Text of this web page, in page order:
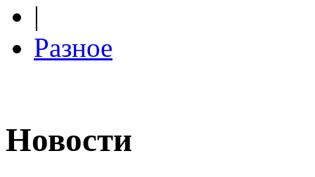
|
Разное
Новости